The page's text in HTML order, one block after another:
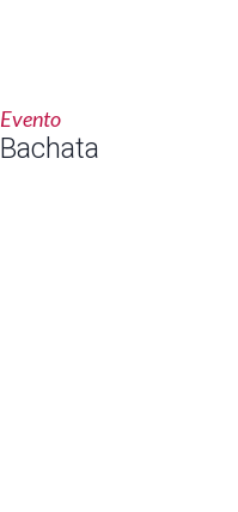
Evento
Bachata